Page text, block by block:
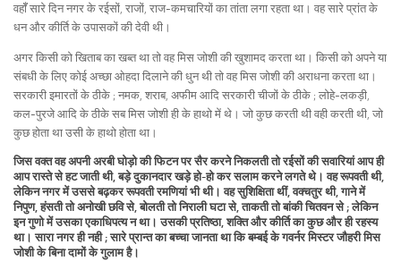
वहॉँ सारे दिन नगर के रईसों, राजों, राज-कमचारियों का तांता लगा रहता था। वह सारे प्रांत के
धन और कीर्ति के उपासकों की देवी थी।
अगर किसी को खिताब का खब्त था तो वह मिस जोशी की खुशामद करता था। किसी को अपने या
संबधी के लिए कोई अच्छा ओहदा दिलाने की धुन थी तो वह मिस जोशी की अराधना करता था।
सरकारी इमारतों के ठीके ; नमक, शराब, अफीम आदि सरकारी चीजों के ठीके ; लोहे-लकड़ी,
कल-पुरजे आदि के ठीके सब मिस जोशी ही के हाथो में थे। जो कुछ करती थी वही करती थी, जो
कुछ होता था उसी के हाथो होता था।
जिस वक्त वह अपनी अरबी घोड़ो की फिटन पर सैर करने निकलती तो रईसों की सवारियां आप ही
आप रास्ते से हट जाती थी, बड़े दुकानदार खड़े हो-हो कर सलाम करने लगते थे। वह रूपवती थी,
लेकिन नगर में उससे बढ़कर रूपवती रमणियां भी थी। वह सुशिक्षिता थीं, वक्चतुर थी, गाने में
निपुण, हंसती तो अनोखी छवि से, बोलती तो निराली घटा से, ताकती तो बांकी चितवन से ; लेकिन
इन गुणो में उसका एकाधिपत्य न था। उसकी प्रतिष्ठा, शक्ति और कीर्ति का कुछ और ही रहस्य
था। सारा नगर ही नही ; सारे प्रान्त का बच्चा जानता था कि बम्बई के गवर्नर मिस्टर जौहरी मिस
जोशी के बिना दामों के गुलाम है।